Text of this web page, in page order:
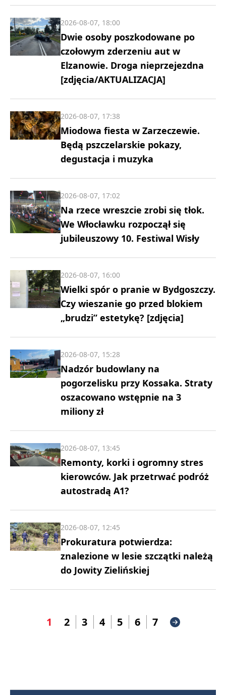
Dwie osoby poszkodowane po
czołowym zderzeniu aut w
Elzanowie. Droga nieprzejezdna
[zdjęcia/AKTUALIZACJA]
2026-08-07, 18:00
Miodowa fiesta w Zarzeczewie.
Będą pszczelarskie pokazy,
degustacja i muzyka
2026-08-07, 17:38
Na rzece wreszcie zrobi się tłok.
We Włocławku rozpoczął się
jubileuszowy 10. Festiwal Wisły
2026-08-07, 17:02
Wielki spór o pranie w Bydgoszczy.
Czy wieszanie go przed blokiem
„brudzi” estetykę? [zdjęcia]
2026-08-07, 16:00
Nadzór budowlany na
pogorzelisku przy Kossaka. Straty
oszacowano wstępnie na 3
miliony zł
2026-08-07, 15:28
Remonty, korki i ogromny stres
kierowców. Jak przetrwać podróż
autostradą A1?
2026-08-07, 13:45
Prokuratura potwierdza:
znalezione w lesie szczątki należą
do Jowity Zielińskiej
2026-08-07, 12:45
1 2 3 4 5 6 7